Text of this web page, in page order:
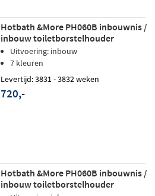
Hotbath &More PH060B inbouwnis /
inbouw toiletborstelhouder
16x60x12,6cm - geborsteld gunmetal
PVD
Uitvoering: inbouw
7 kleuren
Levertijd: 3831 - 3832 weken
720,-
Hotbath &More PH060B inbouwnis /
inbouw toiletborstelhouder